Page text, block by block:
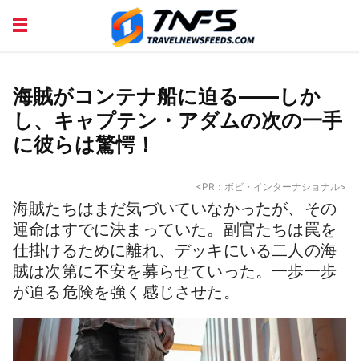
DISCOVER PLACES TIPS AND TRICKS
海賊がコンテナ船に迫る——しか
し、キャプテン・アダムの次の一手
に彼らは驚愕！
<PR：ボビ・インターナショナル>
海賊たちはまだ気づいていなかったが、その
運命はすでに決まっていた。副官たちは罠を
仕掛けるために離れ、デッキにいる二人の海
賊は次第に不安を募らせていった。一歩一歩
が迫る危険を強く感じさせた。